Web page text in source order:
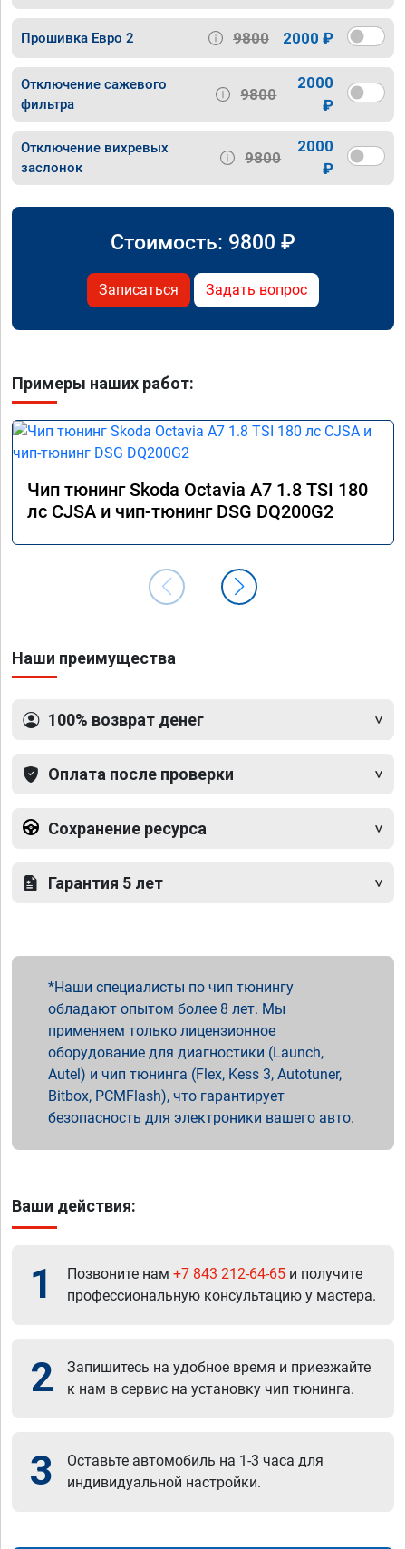
Прошивка Евро 2 9800 2000 ₽
Отключение сажевого
фильтра
9800
2000
₽
Отключение вихревых
заслонок
9800
2000
₽
Стоимость: 9800 ₽
Записаться Задать вопрос
Примеры наших работ:
Чип тюнинг Skoda Octavia A7 1.8 TSI 180
лс CJSA и чип-тюнинг DSG DQ200G2
Наши преимущества
100% возврат денег
Оплата после проверки
Сохранение ресурса
Гарантия 5 лет
Наши специалисты по чип тюнингу
обладают опытом более 8 лет. Мы
применяем только лицензионное
оборудование для диагностики (Launch,
Autel) и чип тюнинга (Flex, Kess 3, Autotuner,
Bitbox, PCMFlash), что гарантирует
безопасность для электроники вашего авто.
Ваши действия:
1 Позвоните нам +7 843 212-64-65 и получите
профессиональную консультацию у мастера.
2
Запишитесь на удобное время и приезжайте
к нам в сервис на установку чип тюнинга.
3
Оставьте автомобиль на 1-3 часа для
индивидуальной настройки.